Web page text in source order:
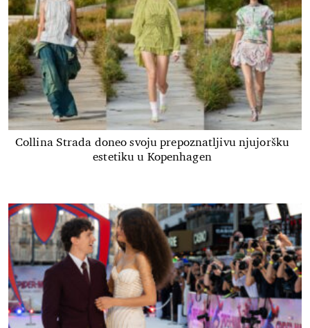
Collina Strada doneo svoju prepoznatljivu njujoršku
estetiku u Kopenhagen